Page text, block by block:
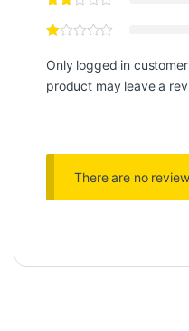
Only logged in
product may leave a
There are no